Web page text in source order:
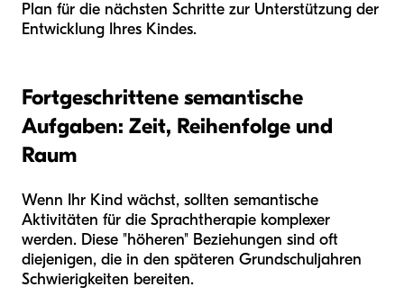
Plan für die nächsten Schritte zur Unterstützung der
Entwicklung Ihres Kindes.
Fortgeschrittene semantische
Aufgaben: Zeit, Reihenfolge und
Raum
Wenn Ihr Kind wächst, sollten semantische
Aktivitäten für die Sprachtherapie komplexer
werden. Diese "höheren" Beziehungen sind oft
diejenigen, die in den späteren Grundschuljahren
Schwierigkeiten bereiten.